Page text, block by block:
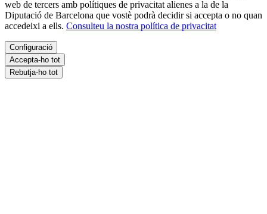
web de tercers amb polítiques de privacitat alienes a la de la
Diputació de Barcelona que vostè podrà decidir si accepta o no quan
accedeixi a ells. Consulteu la nostra política de privacitat
Configuració
Accepta-ho tot
Rebutja-ho tot